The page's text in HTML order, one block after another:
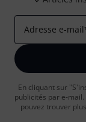
Adresse e-mail
En cliquant sur
publicités par e-
pouvez trouver